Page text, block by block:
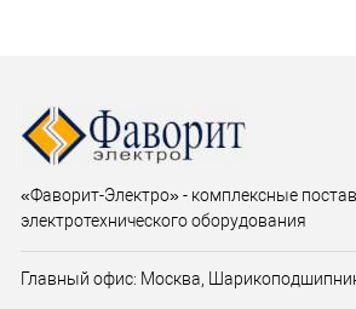
«Фаворит-Электро» - комплексные
электротехнического оборудования
Главный офис: Москва,